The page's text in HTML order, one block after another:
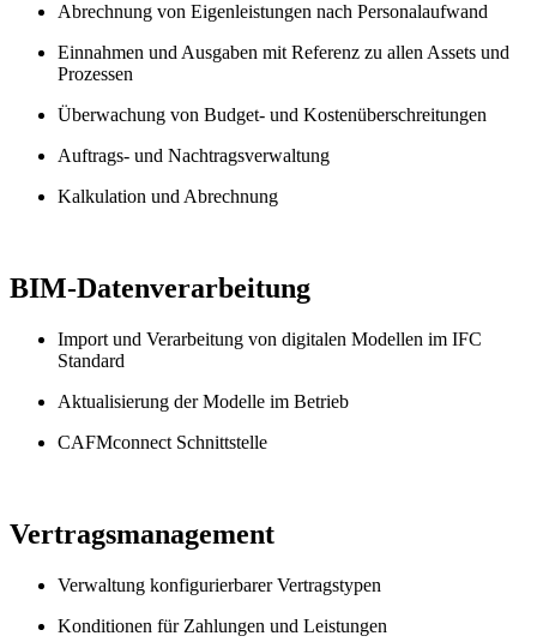
Abrechnung von Eigenleistungen nach Personalaufwand
Einnahmen und Ausgaben mit Referenz zu allen Assets und
Prozessen
Überwachung von Budget- und Kostenüberschreitungen
Auftrags- und Nachtragsverwaltung
Kalkulation und Abrechnung
BIM-Datenverarbeitung
Import und Verarbeitung von digitalen Modellen im IFC
Standard
Aktualisierung der Modelle im Betrieb
CAFMconnect Schnittstelle
Vertragsmanagement
Verwaltung konfigurierbarer Vertragstypen
Konditionen für Zahlungen und Leistungen